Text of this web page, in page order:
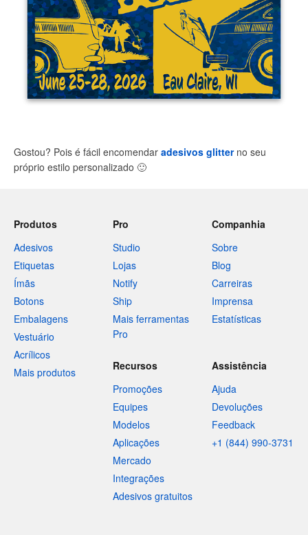
Gostou? Pois é fácil encomendar adesivos glitterno seu
próprio estilo personalizado 🙂
Produtos
Adesivos
Etiquetas
Ímãs
Botons
Embalagens
Vestuário
Acrílicos
Mais produtos
Pro
Studio
Lojas
Notify
Ship
Mais ferramentas
Pro
Companhia
Sobre
Blog
Carreiras
Imprensa
Estatísticas
Recursos
Promoções
Equipes
Modelos
Aplicações
Mercado
Integrações
Adesivos gratuitos
Assistência
Ajuda
Devoluções
Feedback
+1 (844) 990-3731